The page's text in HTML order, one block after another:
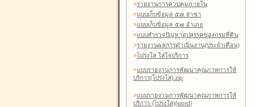
>รายงานการควบคุมภายใน
>แบบเก็บข้อมูล ๕๗ สาขา
>แบบเก็บข้อมูล ๕๗ อำเภอ
>แบบสำรวจปัญหาอุปสรรคของกรมที่ดิน
>รายงานผลการดำเนินงาน(ประจำเดือน)
>โปร่งใส ใส่ใจบริการ
>แบบรายงานการพัฒนาคุณภาพการให้
บริการ(โปร่งใส).zip
>แบบรายงานการพัฒนาคุณภาพการให้
บริการ (โปร่งใส)(word)